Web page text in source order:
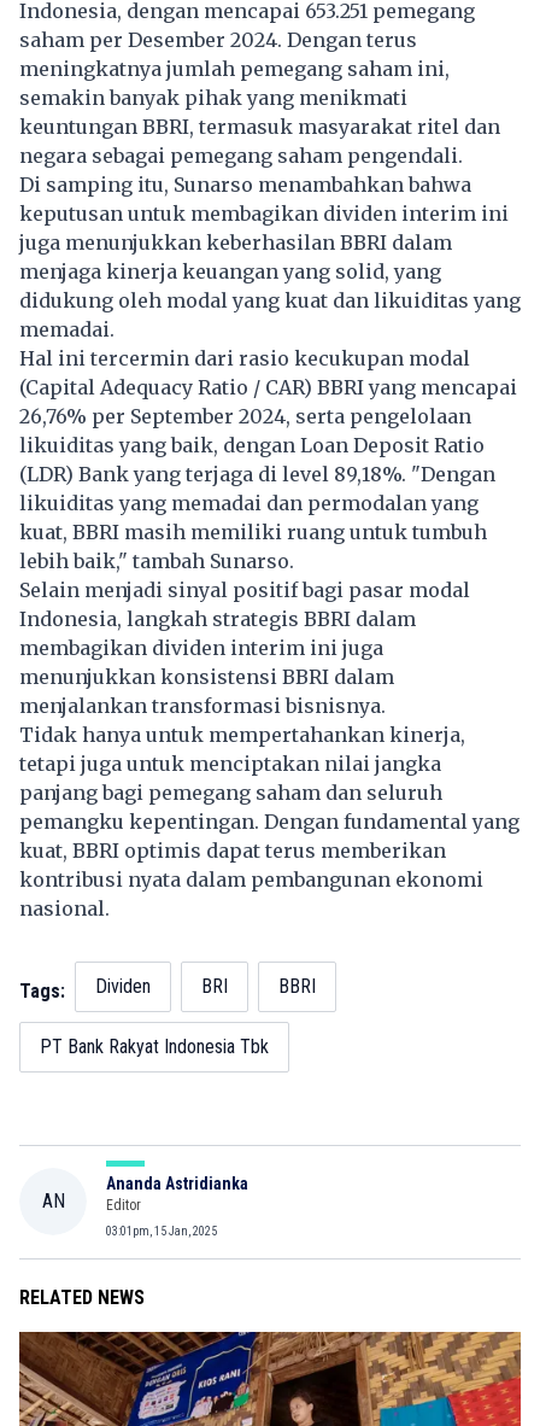
Indonesia, dengan mencapai 653.251 pemegang
saham per Desember 2024. Dengan terus
meningkatnya jumlah pemegang saham ini,
semakin banyak pihak yang menikmati
keuntungan BBRI, termasuk masyarakat ritel dan
negara sebagai pemegang saham pengendali.
Di samping itu, Sunarso menambahkan bahwa
keputusan untuk membagikan dividen interim ini
juga menunjukkan keberhasilan BBRI dalam
menjaga kinerja keuangan yang solid, yang
didukung oleh modal yang kuat dan likuiditas yang
memadai.
Hal ini tercermin dari rasio kecukupan modal
(Capital Adequacy Ratio / CAR) BBRI yang mencapai
26,76% per September 2024, serta pengelolaan
likuiditas yang baik, dengan Loan Deposit Ratio
(LDR) Bank yang terjaga di level 89,18%. "Dengan
likuiditas yang memadai dan permodalan yang
kuat, BBRI masih memiliki ruang untuk tumbuh
lebih baik," tambah Sunarso.
Selain menjadi sinyal positif bagi pasar modal
Indonesia, langkah strategis BBRI dalam
membagikan dividen interim ini juga
menunjukkan konsistensi BBRI dalam
menjalankan transformasi bisnisnya.
Tidak hanya untuk mempertahankan kinerja,
tetapi juga untuk menciptakan nilai jangka
panjang bagi pemegang saham dan seluruh
pemangku kepentingan. Dengan fundamental yang
kuat, BBRI optimis dapat terus memberikan
kontribusi nyata dalam pembangunan ekonomi
nasional.
Tags: Dividen BRI BBRI
PT Bank Rakyat Indonesia Tbk
AN
Ananda Astridianka
Editor
03:01pm, 15 Jan, 2025
RELATED NEWS